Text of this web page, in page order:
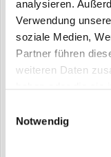
analysieren.
Verwendung
soziale Medien,
Partner führen
weiteren Daten
Notwendig